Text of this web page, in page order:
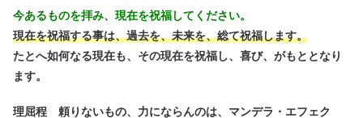
今あるものを拝み、現在を祝福してください。
現在を祝福する事は、過去を、未来を、総て祝福します。
たとへ如何なる現在も、その現在を祝福し、喜び、がもととなり
ます。
理屈程 頼りないもの、力にならんのは、マンデラ・エフェク